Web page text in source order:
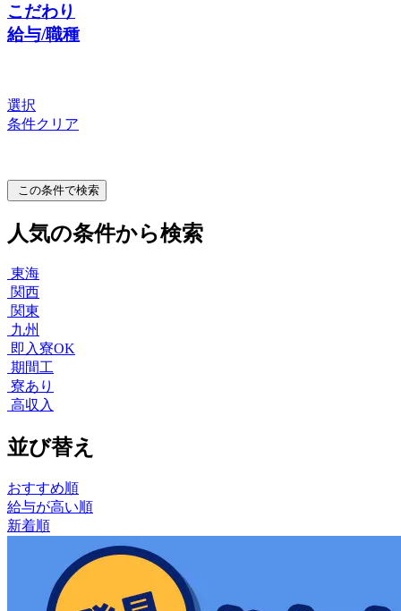
こだわり
給与/職種
選択
条件クリア
この条件で検索
人気の条件から検索
東海
関西
関東
九州
即入寮OK
期間工
寮あり
高収入
並び替え
おすすめ順
給与が高い順
新着順